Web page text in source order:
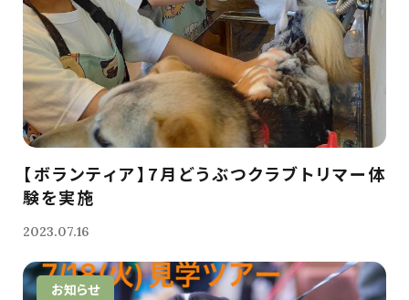
【ボランティア】7月どうぶつクラブトリマー体
験を実施
2023.07.16
お知らせ